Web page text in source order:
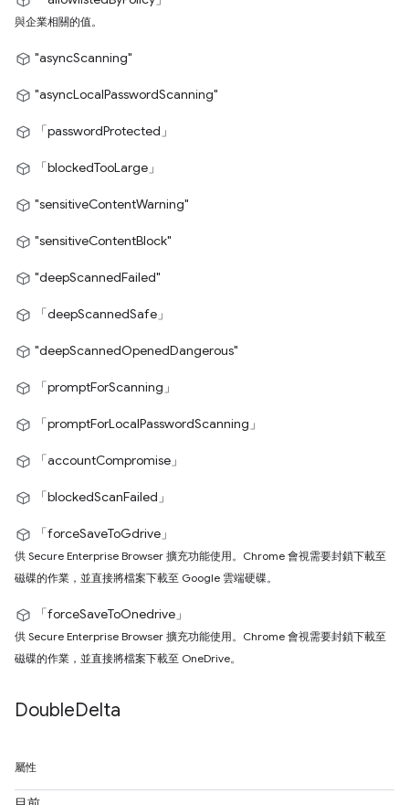
與企業相關的值。
"asyncScanning"
"asyncLocalPasswordScanning"
「passwordProtected」
「blockedTooLarge」
"sensitiveContentWarning"
"sensitiveContentBlock"
"deepScannedFailed"
「deepScannedSafe」
"deepScannedOpenedDangerous"
「promptForScanning」
「promptForLocalPasswordScanning」
「accountCompromise」
「blockedScanFailed」
「forceSaveToGdrive」
供 Secure Enterprise Browser 擴充功能使用。Chrome 會視需要封鎖下載至
磁碟的作業，並直接將檔案下載至 Google 雲端硬碟。
「forceSaveToOnedrive」
供 Secure Enterprise Browser 擴充功能使用。Chrome 會視需要封鎖下載至
磁碟的作業，並直接將檔案下載至 OneDrive。
DoubleDelta
屬性